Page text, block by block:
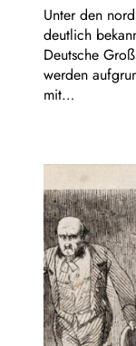
Unter den
deutlich
Deutsche
werden
mit…